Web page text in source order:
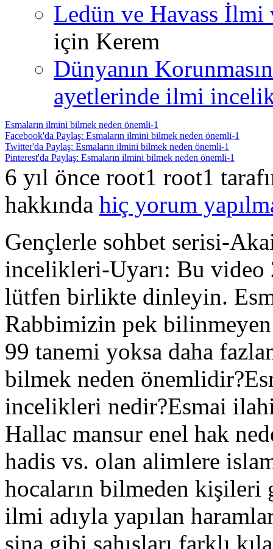
Ledün ve Havass İlmi
için Kerem
Dünyanın
ayetlerinde ilmi
Esmaların ilmini bilmek neden önemli-1
Facebook'da Paylaş: Esmaların ilmini bilmek neden önemli-1
Twitter'da Paylaş: Esmaların ilmini bilmek neden önemli-1
Pinterest'da Paylaş: Esmaların ilmini bilmek neden önemli-1
6 yıl önce root1 root1
hakkında hiç yorum
Gençlerle sohbet serisi-
incelikleri-Uyarı: Bu video
lütfen birlikte dinleyin.
Rabbimizin pek
99 tanemi yoksa daha
bilmek neden
incelikleri nedir?Esmai
Hallac mansur enel hak
hadis vs. olan alimlere
hocaların bilmeden kişileri
ilmi adıyla yapılan
sina gibi şahısları farklı